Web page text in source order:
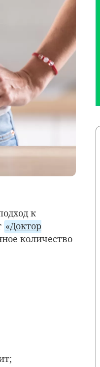
к
«Доктор
количество